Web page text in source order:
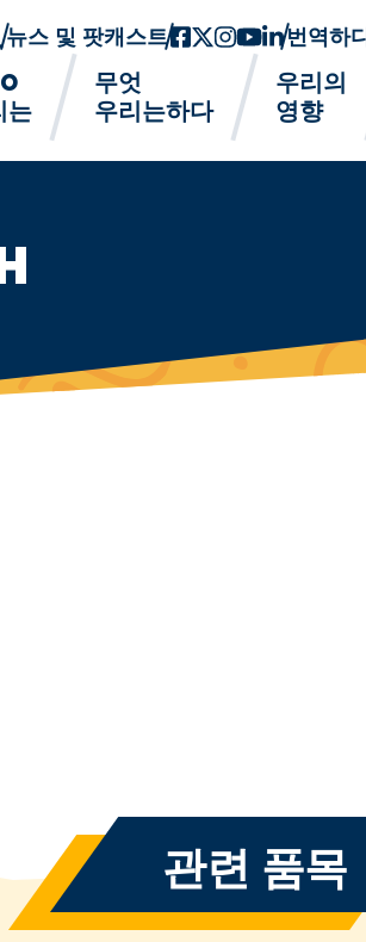
뉴스 및 팟캐스트페이스북
트위터-x
인스 타 그램
유튜브
링크드인
번역하
는
무엇
우리는하다
우리의
영향
관련 품목